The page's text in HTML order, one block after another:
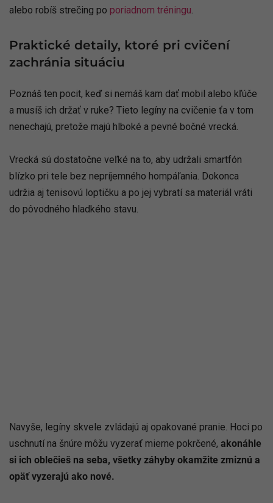
alebo robíš strečing po poriadnom tréningu.
Praktické detaily, ktoré pri cvičení
zachránia situáciu
Poznáš ten pocit, keď si nemáš kam dať mobil alebo kľúče
a musíš ich držať v ruke? Tieto legíny na cvičenie ťa v tom
nenechajú, pretože majú hlboké a pevné bočné vrecká.
Vrecká sú dostatočne veľké na to, aby udržali smartfón
blízko pri tele bez nepríjemného hompáľania. Dokonca
udržia aj tenisovú loptičku a po jej vybratí sa materiál vráti
do pôvodného hladkého stavu.
Navyše, legíny skvele zvládajú aj opakované pranie. Hoci po
uschnutí na šnúre môžu vyzerať mierne pokrčené, akonáhle
si ich oblečieš na seba, všetky záhyby okamžite zmiznú a
opäť vyzerajú ako nové.